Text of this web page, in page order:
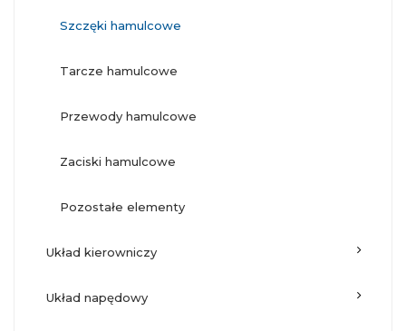
szczęki hamulcowe
tarcze hamulcowe
przewody hamulcowe
zaciski hamulcowe
pozostałe elementy
układ kierowniczy
układ napędowy